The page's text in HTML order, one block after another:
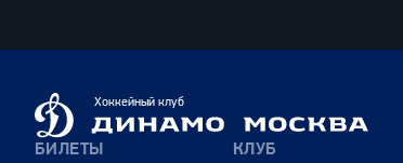
Динамо
Москва
Хоккейный клуб
БИЛЕТЫ КЛУБ